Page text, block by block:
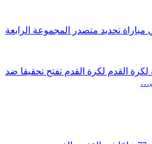
مباراة تحديد متصدر المجموعة الرابعة
لكرة القدم لكرة القدم تفتح تحقيقا ضد